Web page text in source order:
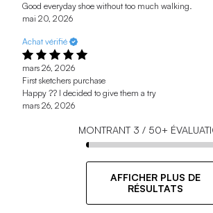
Good everyday shoe without too much walking.
mai 20, 2026
Achat vérifié
mars 26, 2026
First sketchers purchase
Happy ?? I decided to give them a try
mars 26, 2026
MONTRANT 3 / 50+
AFFICHER PLUS DE
RÉSULTATS